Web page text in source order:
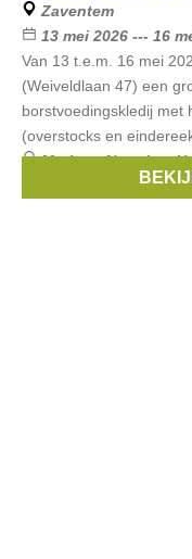
Zaventem
13 mei 2026 --- 16
Van 13 t.e.m. 16 mei
(Weiveldlaan 47) een
borstvoedingskledij met
(overstocks en
Merken:Noppies,